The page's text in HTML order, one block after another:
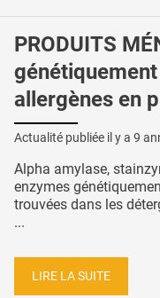
PRODUITS
allergènes en
Actualité publiée il y a 9
Alpha amylase,
enzymes
trouvées dans les
...
LIRE LA SUITE